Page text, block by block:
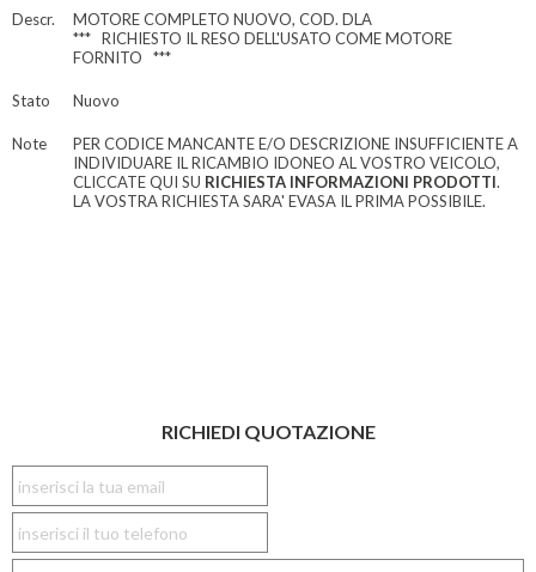
Descr.
MOTORE COMPLETO NUOVO, COD. DLA
*** RICHIESTO IL RESO DELL'USATO COME MOTORE
FORNITO ***
Stato Nuovo
Note
PER CODICE MANCANTE E/O DESCRIZIONE INSUFFICIENTE A
INDIVIDUARE IL RICAMBIO IDONEO AL VOSTRO VEICOLO,
CLICCATE QUI SU RICHIESTA INFORMAZIONI PRODOTTI.
LA VOSTRA RICHIESTA SARA' EVASA IL PRIMA POSSIBILE.
RICHIEDI QUOTAZIONE